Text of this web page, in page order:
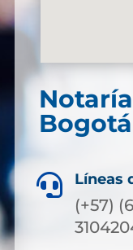
Bogotá
 Líneas
(+57)